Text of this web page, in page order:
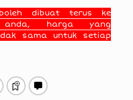
dibuat terus ke
anda, harga yang
sama untuk setiap